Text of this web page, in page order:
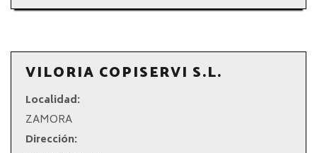
VILORIA COPISERVI S.L.
Localidad:
ZAMORA
Dirección: